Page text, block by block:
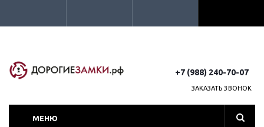
+7 (988) 240-70-07
ЗАКАЗАТЬ ЗВОНОК
МЕНЮ